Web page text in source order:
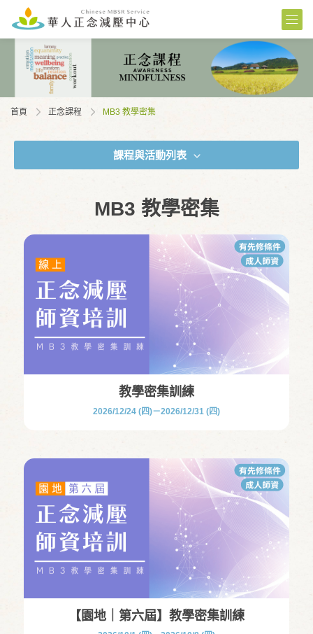
首頁 正念課程 MB3 教學密集
課程與活動列表
MB3 教學密集
教學密集訓練
2026/12/24 (四)－2026/12/31 (四)
【園地｜第六屆】教學密集訓練